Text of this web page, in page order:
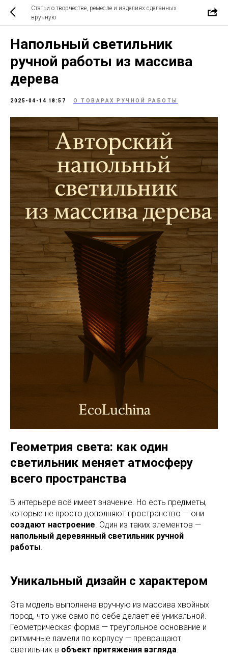
Статьи о творчестве, ремесле и изделиях сделанных
вручную
Напольный светильник
ручной работы из массива
дерева
2025-04-14 18:57 О ТОВАРАХ РУЧНОЙ РАБОТЫ
Геометрия света: как один
светильник меняет атмосферу
всего пространства
В интерьере всё имеет значение. Но есть предметы,
которые не просто дополняют пространство — они
создают настроение. Один из таких элементов —
напольный деревянный светильник ручной
работы.
Уникальный дизайн с характером
Эта модель выполнена вручную из массива хвойных
пород, что уже само по себе делает её уникальной.
Геометрическая форма — треугольное основание и
ритмичные ламели по корпусу — превращают
светильник в объект притяжения взгляда.